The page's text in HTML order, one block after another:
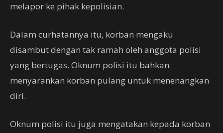
melapor ke pihak kepolisian.
Dalam curhatannya itu, korban mengaku
disambut dengan tak ramah oleh anggota polisi
yang bertugas. Oknum polisi itu bahkan
menyarankan korban pulang untuk menenangkan
diri.
Oknum polisi itu juga mengatakan kepada korban